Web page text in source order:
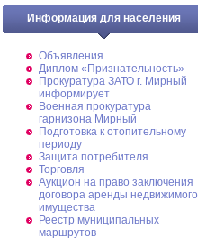
Информация для населения
Объявления
Диплом «Признательность»
Прокуратура ЗАТО г. Мирный
информирует
Военная прокуратура
гарнизона Мирный
Подготовка к отопительному
периоду
Защита потребителя
Торговля
Аукцион на право заключения
договора аренды недвижимого
имущества
Реестр муниципальных
маршрутов